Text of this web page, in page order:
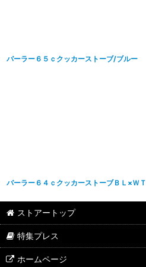
バーラー６５ｃクッカーストーブ/ブルー
バーラー６４ｃクッカーストーブＢＬ×ＷＴ
ストアートップ
特集プレス
ホームページ